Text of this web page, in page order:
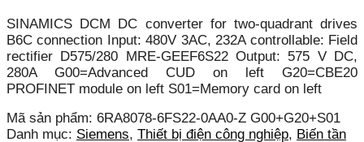
SINAMICS DCM DC converter for two-quadrant drives
B6C connection Input: 480V 3AC, 232A controllable: Field
rectifier D575/280 MRE-GEEF6S22 Output: 575 V DC,
280A G00=Advanced CUD on left G20=CBE20
PROFINET module on left S01=Memory card on left
Mã sản phẩm: 6RA8078-6FS22-0AA0-Z G00+G20+S01
Danh mục: Siemens, Thiết bị điện công nghiệp, Biến tần